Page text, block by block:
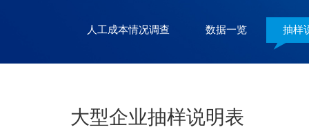
人工成本情况调查 数据一览 抽样
大型企业抽样说明表